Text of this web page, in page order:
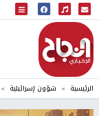
البث المباشر
إذاعة النجاح
الرئيسية شؤون إسرائيلية